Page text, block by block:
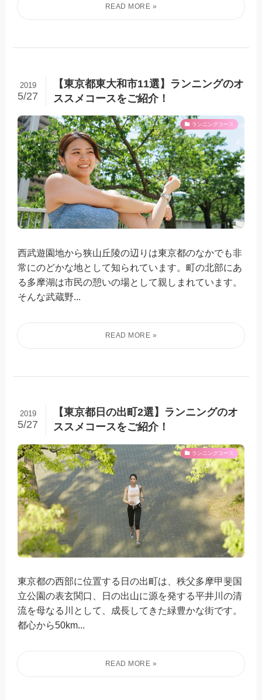
【東京都東大和市11選】ランニングのオ
ススメコースをご紹介！
2019
5/27
ランニングコース
西武遊園地から狭山丘陵の辺りは東京都のなかでも非
常にのどかな地として知られています。町の北部にあ
る多摩湖は市民の憩いの場として親しまれています。
そんな武蔵野...
【東京都日の出町2選】ランニングのオ
ススメコースをご紹介！
2019
5/27
ランニングコース
東京都の西部に位置する日の出町は、秩父多摩甲斐国
立公園の表玄関口、日の出山に源を発する平井川の清
流を母なる川として、成長してきた緑豊かな街です。
都心から50km...